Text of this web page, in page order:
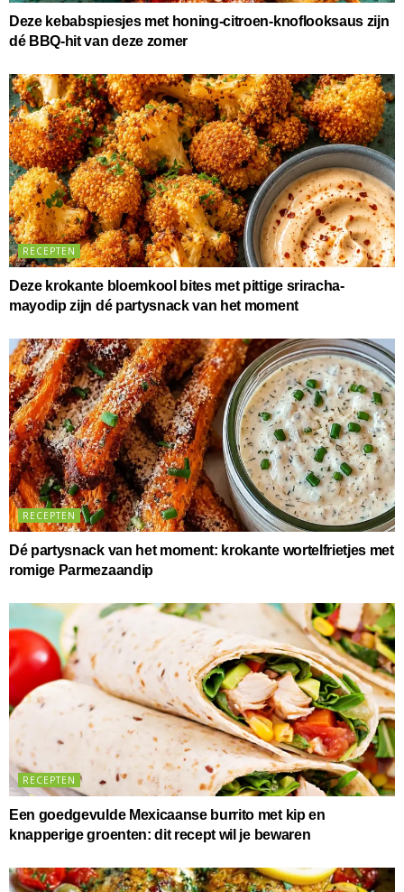
Deze kebabspiesjes met honing-citroen-knoflooksaus zijn
dé BBQ-hit van deze zomer
RECEPTEN
Deze krokante bloemkool bites met pittige sriracha-
mayodip zijn dé partysnack van het moment
RECEPTEN
Dé partysnack van het moment: krokante wortelfrietjes met
romige Parmezaandip
RECEPTEN
Een goedgevulde Mexicaanse burrito met kip en
knapperige groenten: dit recept wil je bewaren